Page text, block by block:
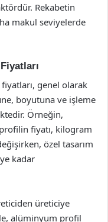
Rekabetin
makul seviyelerde
genel olarak
boyutuna ve işleme
Örneğin,
fiyatı, kilogram
özel tasarım
kadar
üreticiye
alüminyum profil